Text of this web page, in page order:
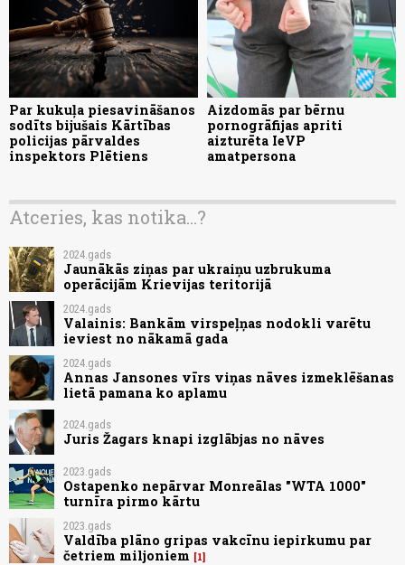
Par kukuļa piesavināšanos
sodīts bijušais Kārtības
policijas pārvaldes
inspektors Plētiens
Aizdomās par bērnu
pornogrāfijas apriti
aizturēta IeVP
amatpersona
Atceries, kas notika...?
2024.gads
Jaunākās ziņas par ukraiņu uzbrukuma
operācijām Krievijas teritorijā
2024.gads
Valainis: Bankām virspeļņas nodokli varētu
ieviest no nākamā gada
2024.gads
Annas Jansones vīrs viņas nāves izmeklēšanas
lietā pamana ko aplamu
2024.gads
Juris Žagars knapi izglābjas no nāves
2023.gads
Ostapenko nepārvar Monreālas "WTA 1000"
turnīra pirmo kārtu
2023.gads
Valdība plāno gripas vakcīnu iepirkumu par
četriem miljoniem
1